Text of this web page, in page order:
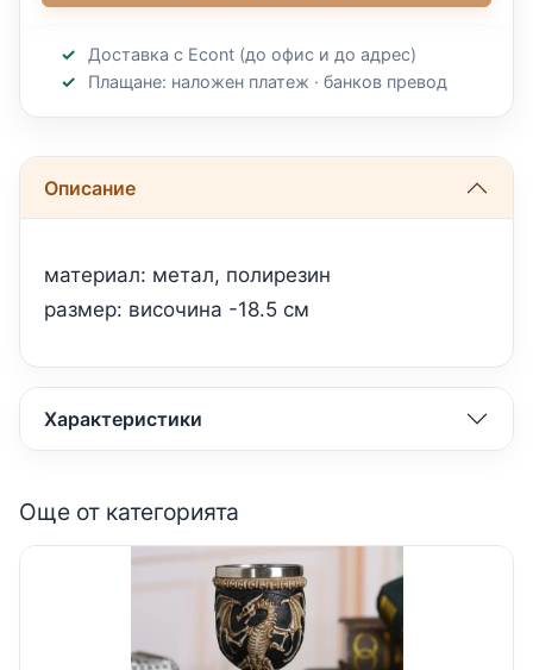
Доставка с Econt (до офис и до адрес)
Плащане: наложен платеж · банков превод
Описание
материал: метал, полирезин
размер: височина -18.5 см
Характеристики
Още от категорията